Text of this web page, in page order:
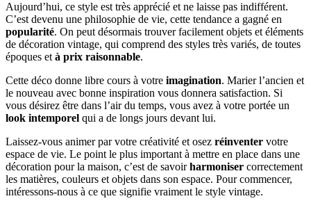
Aujourd’hui, ce style est très apprécié et ne laisse pas indifférent.
C’est devenu une philosophie de vie, cette tendance a gagné en
popularité. On peut désormais trouver facilement objets et éléments
de décoration vintage, qui comprend des styles très variés, de toutes
époques età prix raisonnable.
Cette déco donne libre cours à votre imagination. Marier l’ancien et
le nouveau avec bonne inspiration vous donnera satisfaction. Si
vous désirez être dans l’air du temps, vous avez à votre portée un
look intemporel qui a de longs jours devant lui.
Laissez-vous animer par votre créativité et osez réinventer votre
espace de vie. Le point le plus important à mettre en place dans une
décoration pour la maison, c’est de savoirharmoniser correctement
les matières, couleurs et objets dans son espace. Pour commencer,
intéressons-nous à ce que signifie vraiment le style vintage.